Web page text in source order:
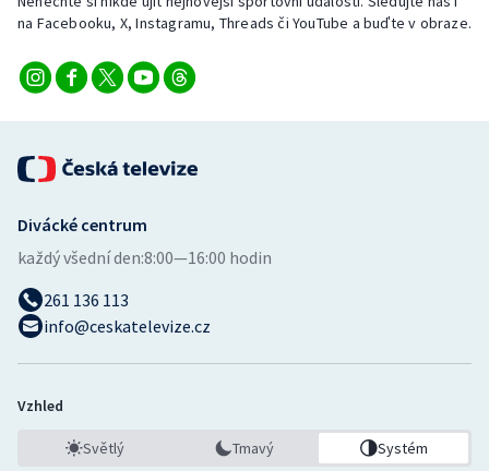
na Facebooku, X, Instagramu, Threads či YouTube a buďte v obraze.
Divácké centrum
každý všední den:8:00—16:00 hodin
261 136 113
info@ceskatelevize.cz
Vzhled
Světlý Tmavý Systém